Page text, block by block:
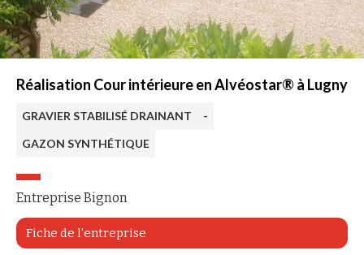
Réalisation Cour intérieure en Alvéostar® à Lugny
GRAVIER STABILISÉ DRAINANT
-
GAZON SYNTHÉTIQUE
Entreprise Bignon
Fiche de l'entreprise